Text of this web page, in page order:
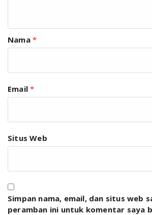
Nama *
Email*
Situs Web
Simpan nama, email, dan situs web
peramban ini untuk komentar saya